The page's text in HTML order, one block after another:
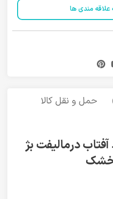
علاقه مندی ها
حمل و نقل کالا
درمالیفت بژ
خشک